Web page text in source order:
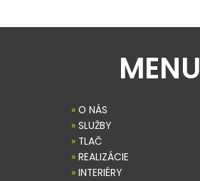
MENU
» O NÁS
» SLUŽBY
» TLAČ
» REALIZÁCIE
» INTERIÉRY